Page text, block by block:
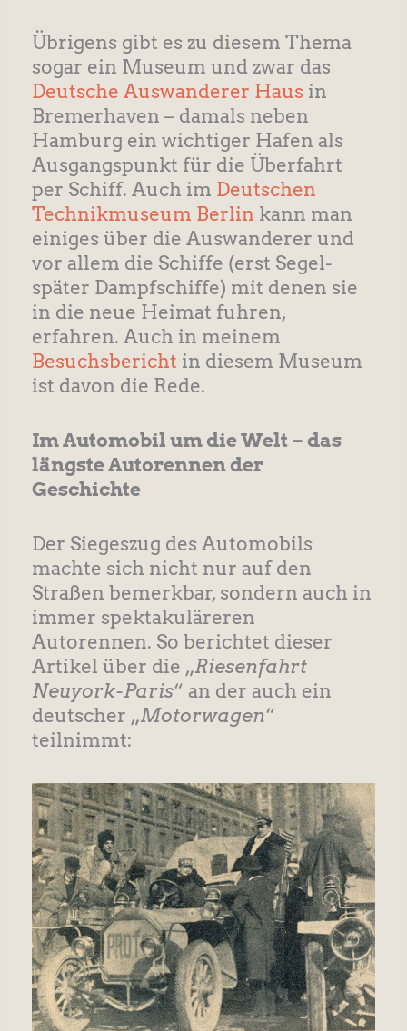
Übrigens gibt es zu diesem Thema
sogar ein Museum und zwar das
Deutsche Auswanderer Hausin
Bremerhaven – damals neben
Hamburg ein wichtiger Hafen als
Ausgangspunkt für die Überfahrt
per Schiff. Auch im Deutschen
Technikmuseum Berlin kann man
einiges über die Auswanderer und
vor allem die Schiffe (erst Segel-
später Dampfschiffe) mit denen sie
in die neue Heimat fuhren,
erfahren. Auch in meinem
Besuchsbericht in diesem Museum
ist davon die Rede.
Im Automobil um die Welt – das
längste Autorennen der
Geschichte
Der Siegeszug des Automobils
machte sich nicht nur auf den
Straßen bemerkbar, sondern auch in
immer spektakuläreren
Autorennen. So berichtet dieser
Artikel über die „Riesenfahrt
Neuyork-Paris“ an der auch ein
deutscher „Motorwagen“
teilnimmt: